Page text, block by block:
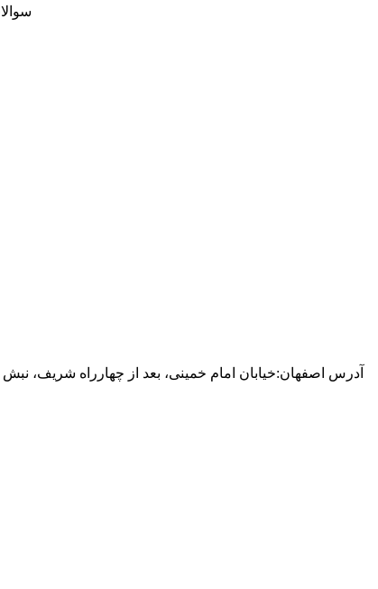
آدرس اصفهان:خیابان امام خمینی، بعد از چهارراه شریف، نبش کوچه عدالت(81)،